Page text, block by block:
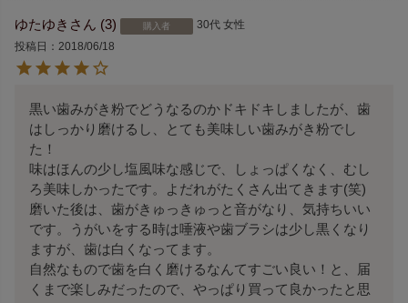
ゆたゆき 3 購入者 30代 女性
投稿日
2018/06/18
黒い歯みがき粉でどうなるのかドキドキしましたが、歯
はしっかり磨けるし、とても美味しい歯みがき粉でし
た！
味はほんの少し塩風味な感じで、しょっぱくなく、むし
ろ美味しかったです。よだれがたくさん出てきます(笑)
磨いた後は、歯がきゅっきゅっと音がなり、気持ちいい
です。うがいをする時は唾液や歯ブラシは少し黒くなり
ますが、歯は白くなってます。
自然なもので歯を白く磨けるなんてすごい良い！と、届
くまで楽しみだったので、やっぱり買って良かったと思